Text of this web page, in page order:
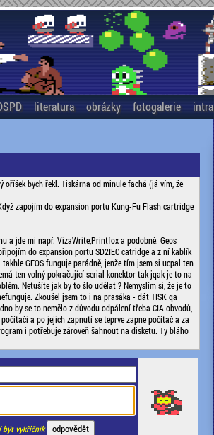
literatura obrázky fotogalerie intra
bych řekl. Tiskárna od minule fachá (já vím, že
zapojím do expansion portu Kung-Fu Flash cartridge
a jde mi např. VizaWrite,Printfox a podobně. Geos
do expansion portu SD2IEC catridge a z ní kablík
GEOS funguje parádně, jenže tím jsem si ucpal ten
ten volný pokračující serial konektor tak jqak je to na
Netušíte jak by to šlo udělat ? Nemyslím si, že je to
Zkoušel jsem to i na prasáka - dát TISK qa
by se to nemělo z důvodu odpálení třeba CIA obvodů,
a po jejich zapnutí se teprve zapne počítač a za
i potřebuje zároveň šahnout na disketu. Ty bláho
být vykřičník